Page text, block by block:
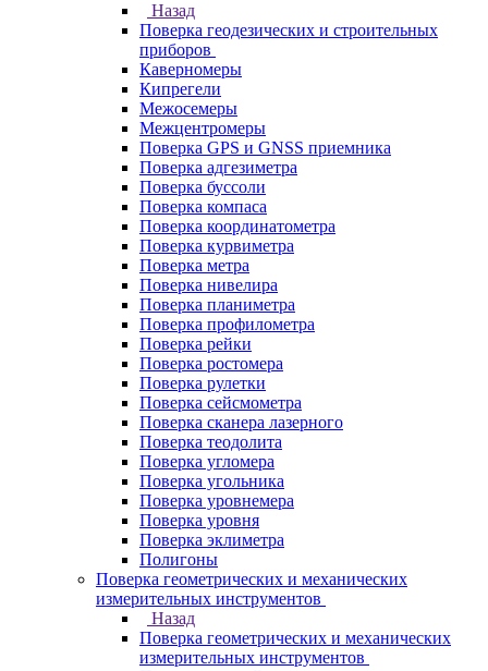
Назад
Поверка геодезических и строительных
приборов
Каверномеры
Кипрегели
Межосемеры
Межцентромеры
Поверка GPS и GNSS приемника
Поверка адгезиметра
Поверка буссоли
Поверка компаса
Поверка координатометра
Поверка курвиметра
Поверка метра
Поверка нивелира
Поверка планиметра
Поверка профилометра
Поверка рейки
Поверка ростомера
Поверка рулетки
Поверка сейсмометра
Поверка сканера лазерного
Поверка теодолита
Поверка угломера
Поверка угольника
Поверка уровнемера
Поверка уровня
Поверка эклиметра
Полигоны
Поверка геометрических и механических
измерительных инструментов
Назад
Поверка геометрических и механических
измерительных инструментов